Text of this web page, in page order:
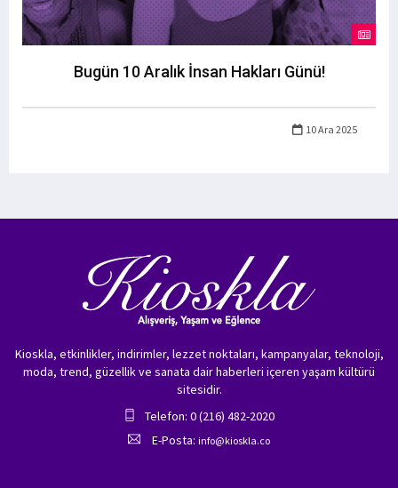
Bugün 10 Aralık İnsan Hakları Günü!
10 Ara 2025
Kioskla, etkinlikler, indirimler, lezzet noktaları, kampanyalar, teknoloji,
moda, trend, güzellik ve sanata dair haberleri içeren yaşam kültürü
sitesidir.
Telefon: 0 (216) 482-2020
E-Posta: info@kioskla.co